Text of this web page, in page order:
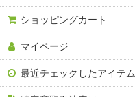
ショッピングカート
マイページ
最近チェックしたアイテム